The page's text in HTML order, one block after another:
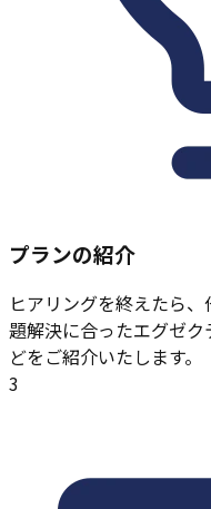
プランの紹介
ヒアリングを終えたら
題解決に合ったエグゼ
どをご紹介いたします。
3